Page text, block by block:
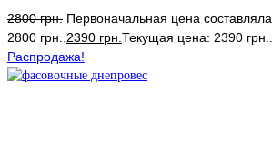
2800грн. Первоначальная цена составляла
2800 грн.. 2390 грн. Текущая цена: 2390 грн..
Распродажа!